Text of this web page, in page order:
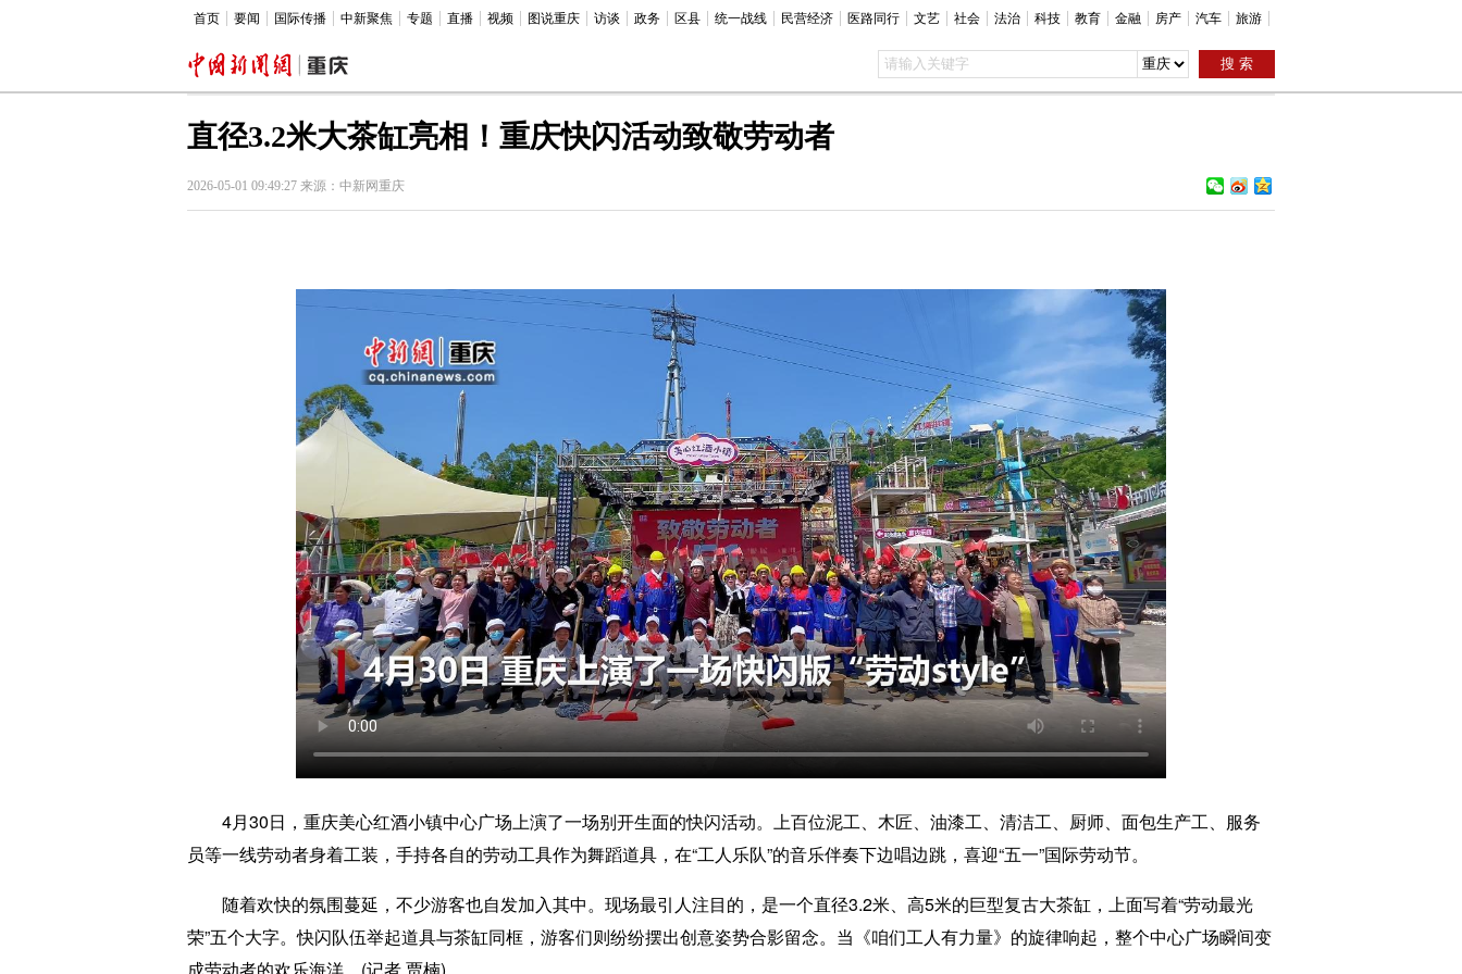
首页 要闻 国际传播 中新聚焦 专题 直播 视频 图说重庆 访谈 政务 区县 统一战线 民营经济 医路同行 文艺 社会 法治 科技 教育 金融 房产 汽车 旅游
直径3.2米大茶缸亮相！重庆快闪活动致敬劳动者
2026-05-01 09:49:27 来源：中新网重庆
4月30日，重庆美心红酒小镇中心广场上演了一场别开生面的快闪活动。上百位泥工、木匠、油漆工、清洁工、厨师、面包生产工、服务
员等一线劳动者身着工装，手持各自的劳动工具作为舞蹈道具，在“工人乐队”的音乐伴奏下边唱边跳，喜迎“五一”国际劳动节。
随着欢快的氛围蔓延，不少游客也自发加入其中。现场最引人注目的，是一个直径3.2米、高5米的巨型复古大茶缸，上面写着“劳动最光
荣”五个大字。快闪队伍举起道具与茶缸同框，游客们则纷纷摆出创意姿势合影留念。当《咱们工人有力量》的旋律响起，整个中心广场瞬间变